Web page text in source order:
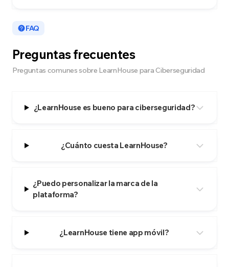
FAQ
Preguntas frecuentes
Preguntas comunes sobre LearnHouse para Ciberseguridad
¿LearnHouse es bueno para ciberseguridad?
¿Cuánto cuesta LearnHouse?
¿Puedo personalizar la marca de la
plataforma?
¿LearnHouse tiene app móvil?